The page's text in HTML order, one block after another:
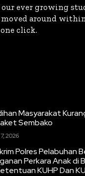
ever growing
moved around
click.
Masyarakat
Sembako
2026
Polres Pelabuhan
Perkara Anak di
KUHP Dan